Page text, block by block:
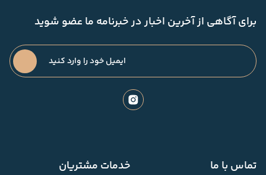
برای آگاهی از آخرین اخبار در خبرنامه ما عضو شوید
تماس با ما خدمات مشتریان